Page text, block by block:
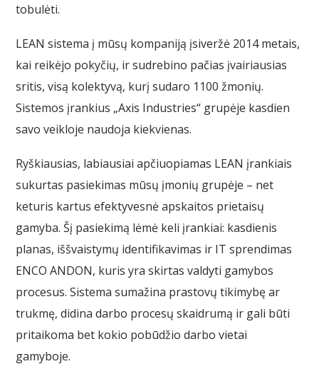
tobulėti.
LEAN sistema į mūsų kompaniją įsiveržė 2014 metais,
kai reikėjo pokyčių, ir sudrebino pačias įvairiausias
sritis, visą kolektyvą, kurį sudaro 1100 žmonių.
Sistemos įrankius „Axis Industries“ grupėje kasdien
savo veikloje naudoja kiekvienas.
Ryškiausias, labiausiai apčiuopiamas LEAN įrankiais
sukurtas pasiekimas mūsų įmonių grupėje – net
keturis kartus efektyvesnė apskaitos prietaisų
gamyba. Šį pasiekimą lėmė keli įrankiai: kasdienis
planas, iššvaistymų identifikavimas ir IT sprendimas
ENCO ANDON, kuris yra skirtas valdyti gamybos
procesus. Sistema sumažina prastovų tikimybę ar
trukmę, didina darbo procesų skaidrumą ir gali būti
pritaikoma bet kokio pobūdžio darbo vietai
gamyboje.